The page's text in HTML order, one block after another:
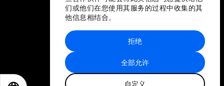
们或他们在您使用其服务的过程中收集的其
他信息相结合。
全部允许
自定义
拒绝
站点地图